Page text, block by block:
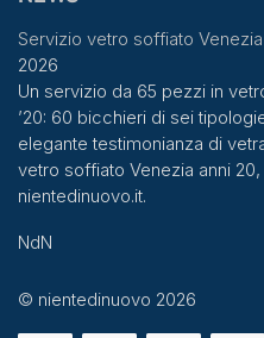
Servizio vetro soffiato
2026
Un servizio da 65 pezzi in
’20: 60 bicchieri di sei
elegante testimonianza di
vetro soffiato Venezia anni
nientedinuovo.it.
NdN
© nientedinuovo 2026